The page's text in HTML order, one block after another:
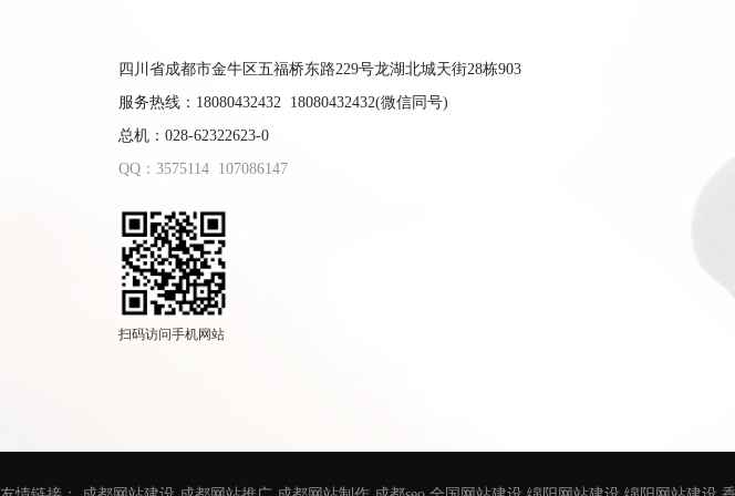
四川省成都市金牛区五福桥东路229号龙湖北城天街28栋903
服务热线：18080432432 18080432432(微信同号)
总机：028-62322623-0
QQ：3575114 107086147
扫码访问手机网站